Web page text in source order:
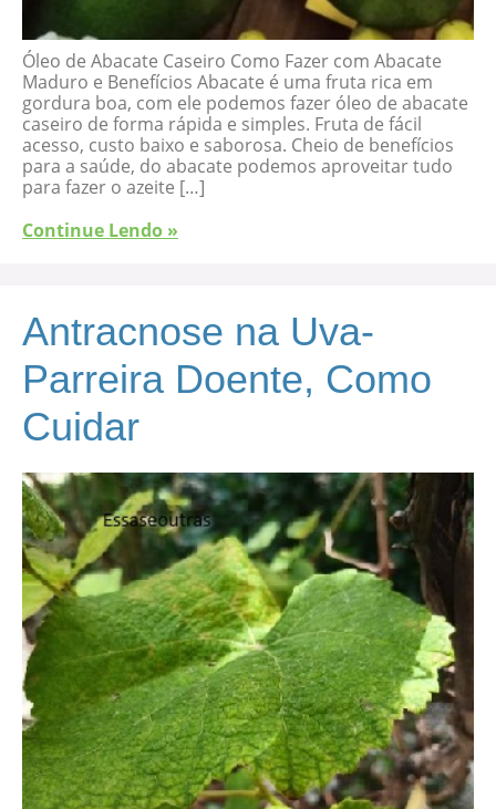
Óleo de Abacate Caseiro Como Fazer com Abacate
Maduro e Benefícios Abacate é uma fruta rica em
gordura boa, com ele podemos fazer óleo de abacate
caseiro de forma rápida e simples. Fruta de fácil
acesso, custo baixo e saborosa. Cheio de benefícios
para a saúde, do abacate podemos aproveitar tudo
para fazer o azeite […]
Continue Lendo »
Antracnose na Uva-
Parreira Doente, Como
Cuidar